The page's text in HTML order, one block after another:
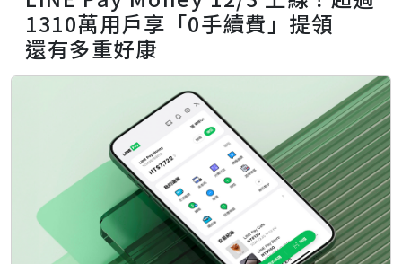
1310萬用戶享「0手續費」提領
還有多重好康